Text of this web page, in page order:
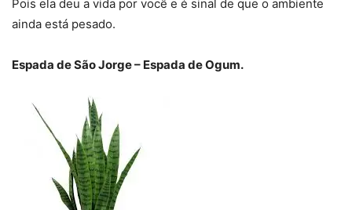
Pois ela deu a vida por você e é sinal de que o ambiente
ainda está pesado.
Espada de São Jorge – Espada de Ogum.